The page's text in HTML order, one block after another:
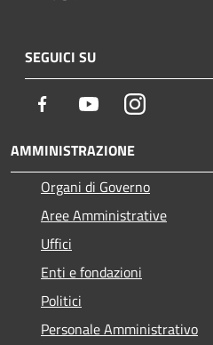
SEGUICI SU
Facebook YoutubeInstagram
AMMINISTRAZIONE
Organi di Governo
Aree Amministrative
Uffici
Enti e fondazioni
Politici
Personale Amministrativo